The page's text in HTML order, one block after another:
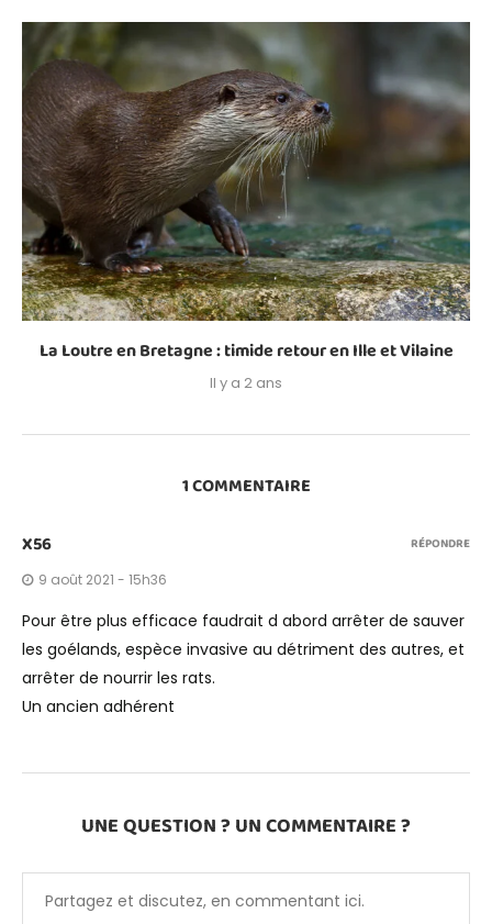
La Loutre en Bretagne : timide retour en Ille et Vilaine
Il y a 2 ans
1 COMMENTAIRE
X56
9 août 2021 - 15h36
Pour être plus efficace faudrait d abord arrêter de sauver
les goélands, espèce invasive au détriment des autres, et
arrêter de nourrir les rats.
Un ancien adhérent
RÉPONDRE
UNE QUESTION ? UN COMMENTAIRE ?